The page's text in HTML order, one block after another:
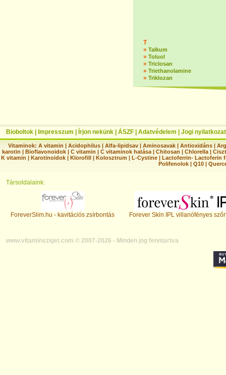
T
» Talkum
» Toluol
» Triclosan
» Triethanolamine
» Triklozan
Bioboltok Impresszum Írjon nekünk ÁSZF Adatvédelem Jogi nyilatkozat
Vitaminok: A vitamin |Acidophilus |Alfa-lipidsav |Aminosavak |Antioxidáns |
karotin | Bioflavonoidok | C vitamin | C vitaminok hatása | Chitosan | Chlorella |
K vitamin | Karotinoidok | Klorofill | Kolosztrum | L-Cystine | Lactoferrin- Lactoferin
Polifenolok |Q10 |
Társoldalaink:
ForeverSlim.hu - kavitációs zsírbontás Forever Skin IPL villanófényes
www.vitaminsziget.com © 2007-2026 - Minden jog fenntartva